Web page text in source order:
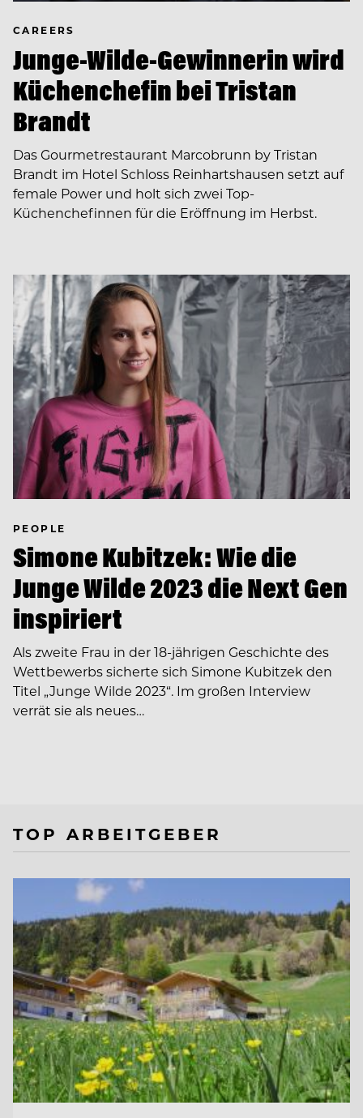
CAREERS
Junge-Wilde-Gewinnerin wird
Küchenchefin bei Tristan
Brandt
Das Gourmetrestaurant Marcobrunn by Tristan
Brandt im Hotel Schloss Reinhartshausen setzt auf
female Power und holt sich zwei Top-
Küchenchefinnen für die Eröffnung im Herbst.
PEOPLE
Simone Kubitzek: Wie die
Junge Wilde 2023 die Next Gen
inspiriert
Als zweite Frau in der 18-jährigen Geschichte des
Wettbewerbs sicherte sich Simone Kubitzek den
Titel „Junge Wilde 2023“. Im großen Interview
verrät sie als neues…
TOP ARBEITGEBER